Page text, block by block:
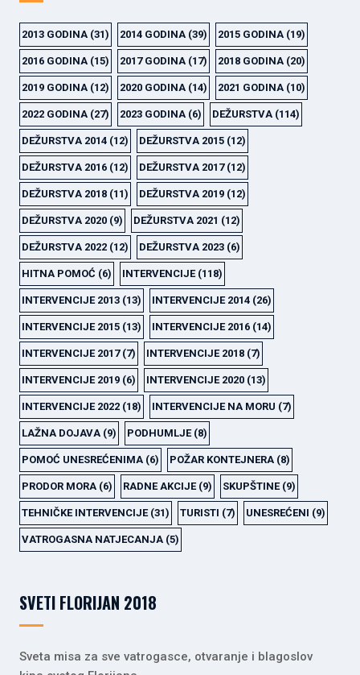
2013 GODINA (31) 2014 GODINA (39) 2015 GODINA (19)
2016 GODINA (15) 2017 GODINA (17) 2018 GODINA (20)
2019 GODINA (12) 2020 GODINA (14) 2021 GODINA (10)
2022 GODINA (27) 2023 GODINA (6) DEŽURSTVA (114)
DEŽURSTVA 2014 (12) DEŽURSTVA 2015 (12)
DEŽURSTVA 2016 (12) DEŽURSTVA 2017(12)
DEŽURSTVA 2018 (11) DEŽURSTVA 2019 (12)
DEŽURSTVA 2020 (9) DEŽURSTVA 2021 (12)
DEŽURSTVA 2022 (12) DEŽURSTVA 2023 (6)
HITNA POMOĆ (6) INTERVENCIJE(118)
INTERVENCIJE 2013 (13) INTERVENCIJE 2014 (26)
INTERVENCIJE 2015 (13) INTERVENCIJE 2016 (14)
INTERVENCIJE 2017(7) INTERVENCIJE 2018 (7)
INTERVENCIJE 2019 (6) INTERVENCIJE 2020 (13)
INTERVENCIJE 2022 (18) INTERVENCIJE NA MORU (7)
LAŽNA DOJAVA (9) PODHUMLJE(8)
POMOĆ UNESREĆENIMA (6) POŽAR KONTEJNERA (8)
PRODOR MORA (6) RADNE AKCIJE(9) SKUPŠTINE(9)
TEHNIČKE INTERVENCIJE(31) TURISTI (7) UNESREĆENI (9)
VATROGASNA NATJECANJA (5)
SVETI FLORIJAN 2018
Sveta misa za sve vatrogasce, otvaranje i blagoslov